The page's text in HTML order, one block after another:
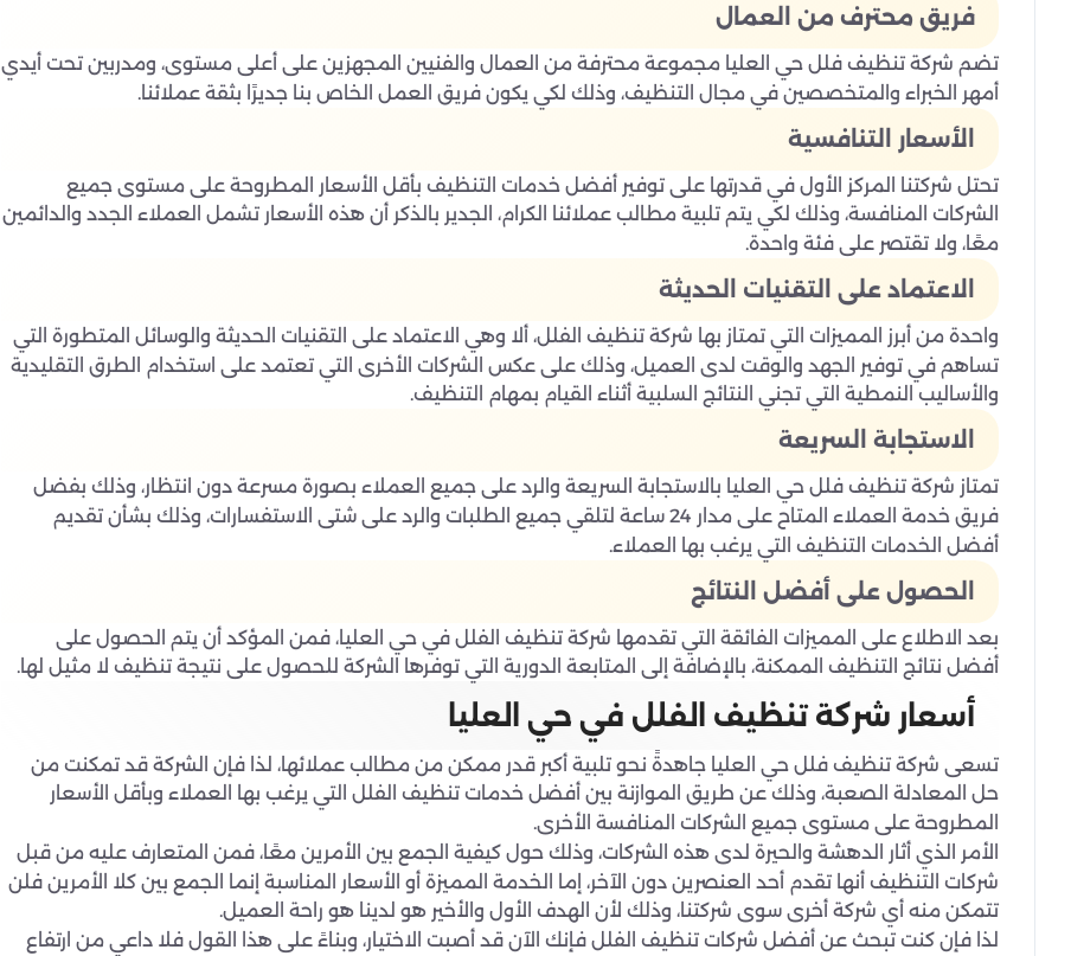
فريق محترف من العمال
تضم شركة تنظيف فلل حي العليا مجموعة محترفة من العمال والفنيين المجهزين على أعلى مستوى، ومدربين تحت أيدي
أمهر الخبراء والمتخصصين في مجال التنظيف، وذلك لكي يكون فريق العمل الخاص بنا جديرًا بثقة عملائنا.
الأسعار التنافسية
تحتل شركتنا المركز الأول في قدرتها على توفير أفضل خدمات التنظيف بأقل الأسعار المطروحة على مستوى جميع
الشركات المنافسة، وذلك لكي يتم تلبية مطالب عملائنا الكرام، الجدير بالذكر أن هذه الأسعار تشمل العملاء الجدد والدائمين
معًا، ولا تقتصر على فئة واحدة.
الاعتماد على التقنيات الحديثة
واحدة من أبرز المميزات التي تمتاز بها شركة تنظيف الفلل، ألا وهي الاعتماد على التقنيات الحديثة والوسائل المتطورة التي
تساهم في توفير الجهد والوقت لدى العميل، وذلك على عكس الشركات الأخرى التي تعتمد على استخدام الطرق التقليدية
والأساليب النمطية التي تجني النتائج السلبية أثناء القيام بمهام التنظيف.
الاستجابة السريعة
تمتاز شركة تنظيف فلل حي العليا بالاستجابة السريعة والرد على جميع العملاء بصورة مسرعة دون انتظار، وذلك بفضل
فريق خدمة العملاء المتاح على مدار 24 ساعة لتلقي جميع الطلبات والرد على شتى الاستفسارات، وذلك بشأن تقديم
أفضل الخدمات التنظيف التي يرغب بها العملاء.
الحصول على أفضل النتائج
بعد الاطلاع على المميزات الفائقة التي تقدمها شركة تنظيف الفلل في حي العليا، فمن المؤكد أن يتم الحصول على
أفضل نتائج التنظيف الممكنة، بالإضافة إلى المتابعة الدورية التي توفرها الشركة للحصول على نتيجة تنظيف لا مثيل لها.
أسعار شركة تنظيف الفلل في حي العليا
تسعى شركة تنظيف فلل حي العليا جاهدةً نحو تلبية أكبر قدر ممكن من مطالب عملائها، لذا فإن الشركة قد تمكنت من
حل المعادلة الصعبة، وذلك عن طريق الموازنة بين أفضل خدمات تنظيف الفلل التي يرغب بها العملاء وبأقل الأسعار
المطروحة على مستوى جميع الشركات المنافسة الأخرى.
الأمر الذي أثار الدهشة والحيرة لدى هذه الشركات، وذلك حول كيفية الجمع بين الأمرين معًا، فمن المتعارف عليه من قبل
شركات التنظيف أنها تقدم أحد العنصرين دون الآخر، إما الخدمة المميزة أو الأسعار المناسبة إنما الجمع بين كلا الأمرين فلن
تتمكن منه أي شركة أخرى سوى شركتنا، وذلك لأن الهدف الأول والأخير هو لدينا هو راحة العميل.
لذا فإن كنت تبحث عن أفضل شركات تنظيف الفلل فإنك الآن قد أصبت الاختيار، وبناءً على هذا القول فلا داعي من ارتفاع